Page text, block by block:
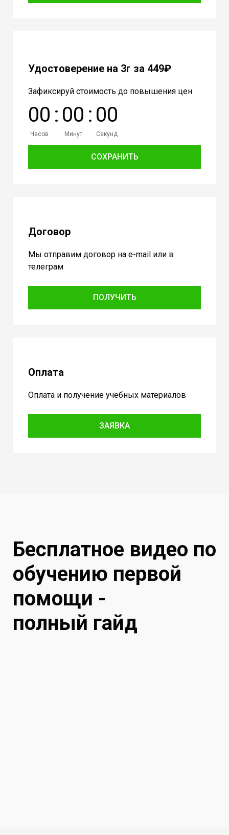
Удостоверение на 3г за 449₽
Зафиксируй стоимость до повышения цен
00
Часов
: 00
Минут
: 00
Секунд
СОХРАНИТЬ
Договор
Мы отправим договор на e-mail или в
телеграм
ПОЛУЧИТЬ
Оплата
Оплата и получение учебных материалов
ЗАЯВКА
Бесплатное видео по
обучению первой
помощи -
полный гайд